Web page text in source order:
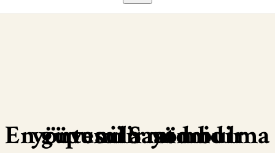
En güvenilir yön bulma yöntemi Saat midir pusula mıdır